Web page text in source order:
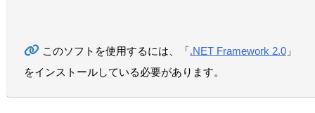
このソフトを使用するには、「.NET Framework 2.0 」
をインストールしている必要があります。